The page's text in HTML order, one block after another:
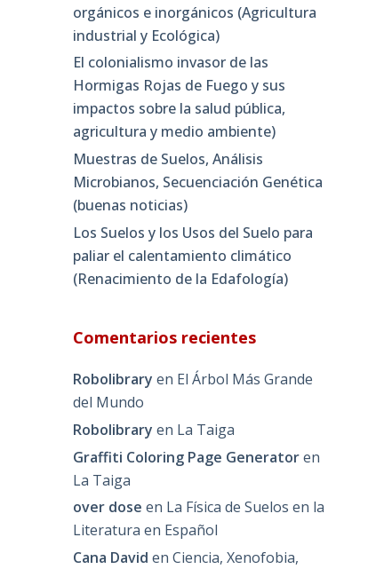
orgánicos e inorgánicos (Agricultura
industrial y Ecológica)
El colonialismo invasor de las
Hormigas Rojas de Fuego y sus
impactos sobre la salud pública,
agricultura y medio ambiente)
Muestras de Suelos, Análisis
Microbianos, Secuenciación Genética
(buenas noticias)
Los Suelos y los Usos del Suelo para
paliar el calentamiento climático
(Renacimiento de la Edafología)
Comentarios recientes
Robolibrary en El Árbol Más Grande
del Mundo
Robolibrary en La Taiga
Graffiti Coloring Page Generatoren
La Taiga
over dose en La Física de Suelos en la
Literatura en Español
Cana David enCiencia, Xenofobia,